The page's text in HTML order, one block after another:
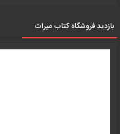
بازدید فروشگاه کتاب میراث